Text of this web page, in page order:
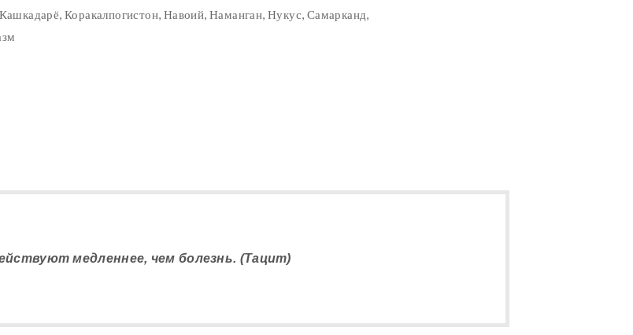
Коракалпогистон, Навоий, Наманган, Нукус, Самарканд,
медленнее, чем болезнь. (Тацит)